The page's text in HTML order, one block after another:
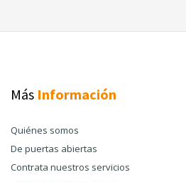
Más Información
Quiénes somos
De puertas abiertas
Contrata nuestros servicios